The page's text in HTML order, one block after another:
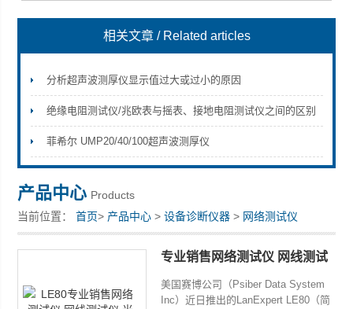
深圳市深博瑞仪器仪表有限公司
相关文章 / Related articles
分析超声波测厚仪显示值过大或过小的原因
绝缘电阻测试仪/兆欧表与摇表、接地电阻测试仪之间的区别
菲希尔 UMP20/40/100超声波测厚仪
产品中心 Products
当前位置：首页> 产品中心 >设备诊断仪器 > 网络测试仪
专业销售网络测试仪 网线测试
美国赛博公司（Psiber Data System
Inc）近日推出的LanExpert LE80（简